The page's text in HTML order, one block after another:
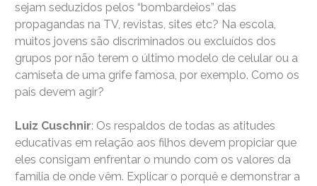
sejam seduzidos pelos “bombardeios” das
propagandas na TV, revistas, sites etc? Na escola,
muitos jovens são discriminados ou excluídos dos
grupos por não terem o último modelo de celular ou a
camiseta de uma grife famosa, por exemplo. Como os
pais devem agir?
Luiz Cuschnir: Os respaldos de todas as atitudes
educativas em relação aos filhos devem propiciar que
eles consigam enfrentar o mundo com os valores da
família de onde vêm. Explicar o porquê e demonstrar a